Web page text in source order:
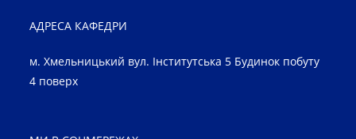
АДРЕСА КАФЕДРИ
м. Хмельницький вул. Інститутська 5 Будинок побуту
4 поверх